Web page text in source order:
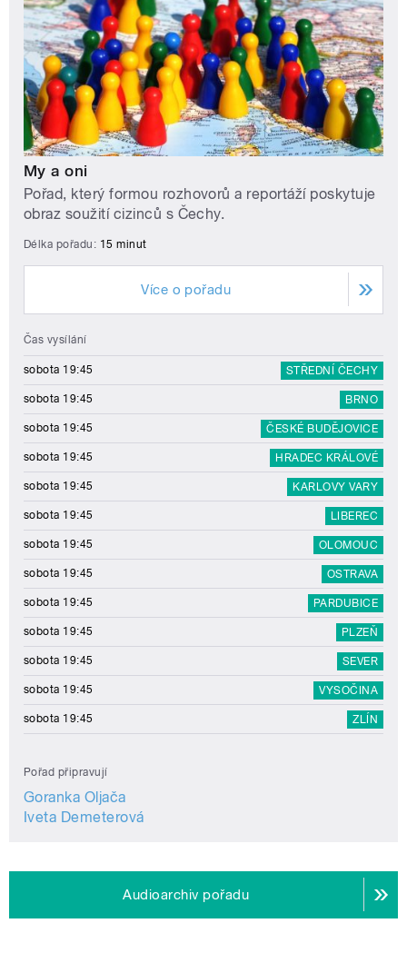
My a oni
Pořad, který formou rozhovorů a reportáží poskytuje
obraz soužití cizinců s Čechy.
Délka pořadu: 15 minut
Více o pořadu
Čas vysílání
sobota 19:45 STŘEDNÍ ČECHY
sobota 19:45 BRNO
sobota 19:45 ČESKÉ BUDĚJOVICE
sobota 19:45 HRADEC KRÁLOVÉ
sobota 19:45 KARLOVY VARY
sobota 19:45 LIBEREC
sobota 19:45 OLOMOUC
sobota 19:45 OSTRAVA
sobota 19:45 PARDUBICE
sobota 19:45 PLZEŇ
sobota 19:45 SEVER
sobota 19:45 VYSOČINA
sobota 19:45 ZLÍN
Pořad připravují
Goranka Oljača
Iveta Demeterová
Audioarchiv pořadu